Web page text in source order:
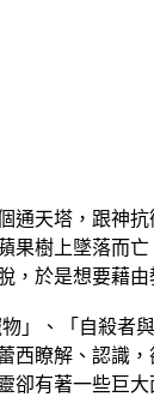
塔，跟神
樹上墜落而
於是想要藉
、「自殺者
瞭解、認識
卻有著一些巨大